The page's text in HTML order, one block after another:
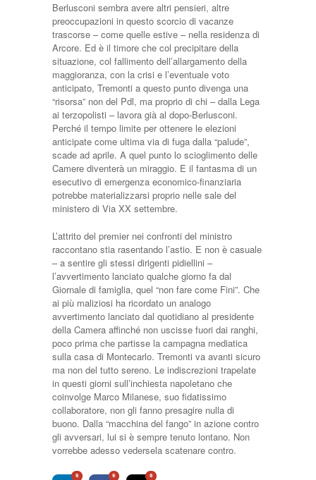
Berlusconi sembra avere altri pensieri, altre
preoccupazioni in questo scorcio di vacanze
trascorse – come quelle estive – nella residenza di
Arcore. Ed è il timore che col precipitare della
situazione, col fallimento dell’allargamento della
maggioranza, con la crisi e l’eventuale voto
anticipato, Tremonti a questo punto divenga una
“risorsa” non del Pdl, ma proprio di chi – dalla Lega
ai terzopolisti – lavora già al dopo-Berlusconi.
Perché il tempo limite per ottenere le elezioni
anticipate come ultima via di fuga dalla “palude”,
scade ad aprile. A quel punto lo scioglimento delle
Camere diventerà un miraggio. E il fantasma di un
esecutivo di emergenza economico-finanziaria
potrebbe materializzarsi proprio nelle sale del
ministero di Via XX settembre.
L’attrito del premier nei confronti del ministro
raccontano stia rasentando l’astio. E non è casuale
– a sentire gli stessi dirigenti pidiellini –
l’avvertimento lanciato qualche giorno fa dal
Giornale di famiglia, quel “non fare come Fini”. Che
ai più maliziosi ha ricordato un analogo
avvertimento lanciato dal quotidiano al presidente
della Camera affinché non uscisse fuori dai ranghi,
poco prima che partisse la campagna mediatica
sulla casa di Montecarlo. Tremonti va avanti sicuro
ma non del tutto sereno. Le indiscrezioni trapelate
in questi giorni sull’inchiesta napoletano che
coinvolge Marco Milanese, suo fidatissimo
collaboratore, non gli fanno presagire nulla di
buono. Dalla “macchina del fango” in azione contro
gli avversari, lui si è sempre tenuto lontano. Non
vorrebbe adesso vedersela scatenare contro.
0 0 0